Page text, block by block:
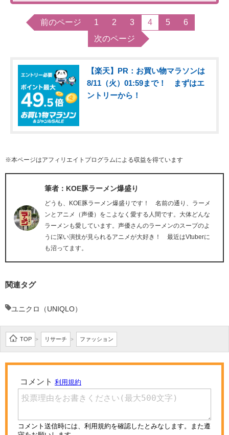
前のページ 1 2 3 4 5
6
次のページ
【楽天】PR：お買い物マラソンは
8/11（火）01:59まで！ まずはエ
ントリーから！
※本ページはアフィリエイトプログラムによる収益を得ています
筆者：KOE豚ラーメン爆盛り
どうも、KOE豚ラーメン爆盛りです！ 名前の通り、ラーメ
ンとアニメ（声優）をこよなく愛する人間です。大体どんな
ラーメンも愛しています。声優さんのラーメンのスープのよ
うに深い演技が見られるアニメが大好き！ 最近はVtuberに
も沼ってます。
関連タグ
ユニクロ（UNIQLO）
TOP > リサーチ > ファッション